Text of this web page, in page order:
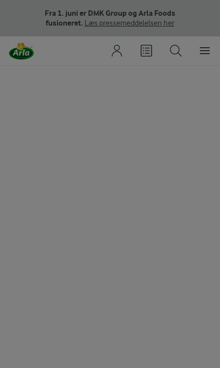
Fra 1. juni er DMK Group og Arla Foods
fusioneret. Læs pressemeddelelsen her